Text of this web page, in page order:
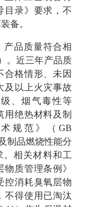
目录》要求，不
备。
产品质量符合相
。近三年产品质
合格情形、未因
及以上火灾事故
、烟气毒性等
用绝热材料及制
规范》（GB
制品燃烧性能分
。相关材料和工
质管理条例》
控消耗臭氧层物
不得使用已淘汰